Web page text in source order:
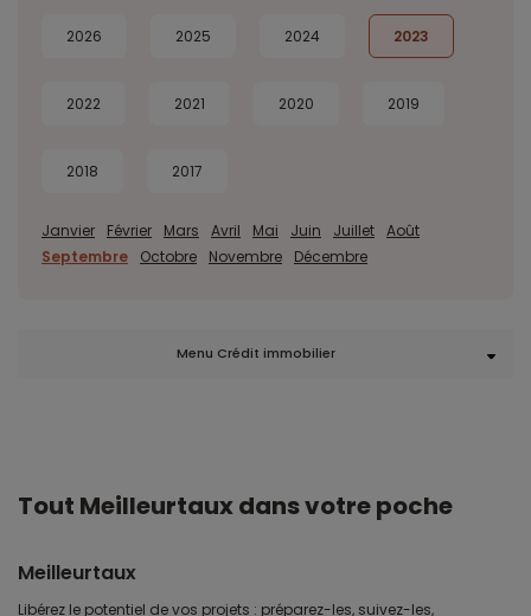
2026 2025 2024 2023
2022 2021 2020 2019
2018 2017
Janvier Février Mars Avril Mai Juin Juillet Août
Septembre
Octobre Novembre Décembre
Menu Crédit immobilier
Tout Meilleurtaux dans votre poche
Meilleurtaux
Libérez le potentiel de vos projets : préparez-les, suivez-les,